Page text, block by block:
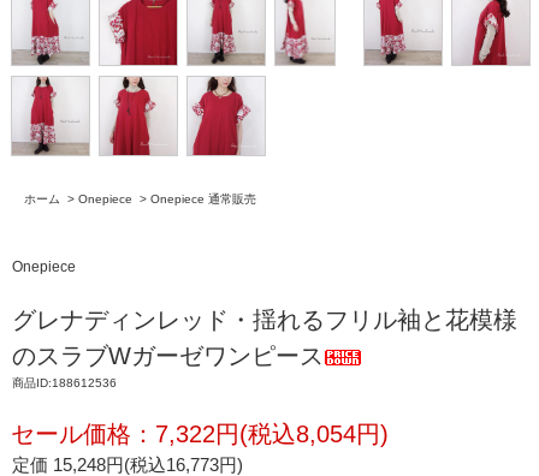
ホーム > Onepiece > Onepiece 通常販売
Onepiece
グレナディンレッド・揺れるフリル袖と花模様
のスラブWガーゼワンピース
商品ID:188612536
セール価格：7,322円(税込8,054円)
定価 15,248円(税込16,773円)